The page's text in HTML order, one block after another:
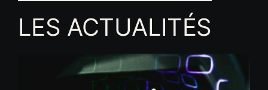
LES ACTUALITÉS